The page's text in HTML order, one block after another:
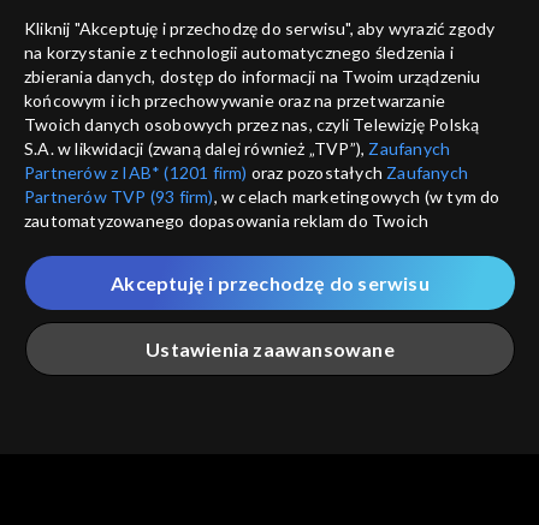
ANULUJ
informacje o dostawcy usług
Kliknij "Akceptuję i przechodzę do serwisu", aby wyrazić zgody
na korzystanie z technologii automatycznego śledzenia i
zbierania danych, dostęp do informacji na Twoim urządzeniu
końcowym i ich przechowywanie oraz na przetwarzanie
Twoich danych osobowych przez nas, czyli Telewizję Polską
S.A. w likwidacji (zwaną dalej również „TVP”), Zaufanych
Partnerów z IAB* (1201 firm) oraz pozostałych Zaufanych
Partnerów TVP (93 firm), w celach marketingowych (w tym do
zautomatyzowanego dopasowania reklam do Twoich
które wskazujemy poniżej, a także zgody na udostępnianie
przez nas identyfikatora PPID do Google.
Twoje dane osobowe zbierane podczas odwiedzania przez
Ciebie naszych
poszczególnych serwisówzwanych dalej
„Portalem”, w tym informacje zapisywane za pomocą
Ustawienia zaawansowane
Akceptuję i przechodzę do serwisu